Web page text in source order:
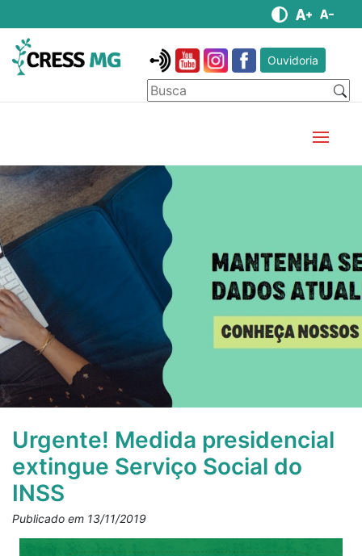
Ouvidoria
Urgente! Medida presidencial
extingue Serviço Social do
INSS
Publicado em 13/11/2019